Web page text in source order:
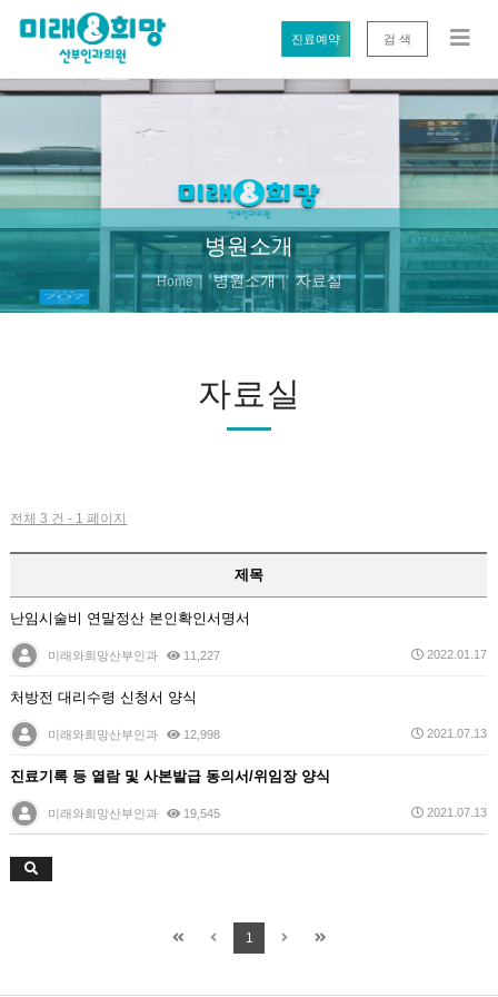
진료예약 검 색
병원소개
Home 병원소개 자료실
자료실
전체 3 건 - 1 페이지
제목
난임시술비 연말정산 본인확인서명서
미래와희망산부인과 11,227 2022.01.17
처방전 대리수령 신청서 양식
미래와희망산부인과 12,998 2021.07.13
진료기록 등 열람 및 사본발급 동의서/위임장 양식
미래와희망산부인과 19,545 2021.07.13
1